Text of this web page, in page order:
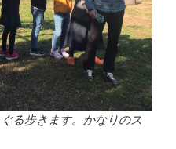
る歩きます。かなりのス